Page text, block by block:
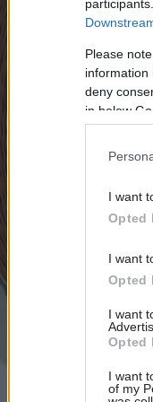
Please
information
deny
in below
I want
Opted
I want
Opted
I want
Opted
I want
of my